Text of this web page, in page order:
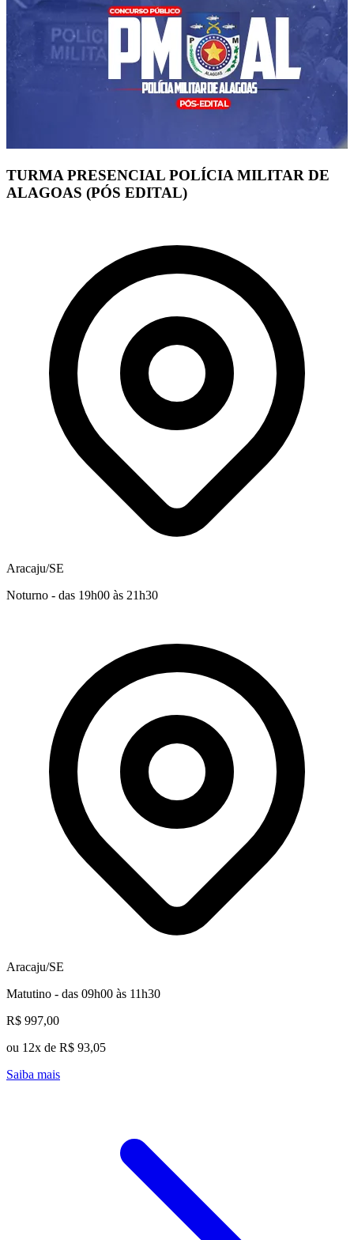
TURMA PRESENCIAL POLÍCIA MILITAR DE
ALAGOAS (PÓS EDITAL)
Aracaju/SE
Noturno - das 19h00 às 21h30
Aracaju/SE
Matutino - das 09h00 às 11h30
R$ 997,00
ou 12x de R$ 93,05
Saiba mais